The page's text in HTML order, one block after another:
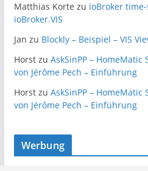
Matthias Korte zu ioBroker
ioBroker.VIS
Jan zu Blockly – Beispiel – VIS
Horstzu AskSinPP –
von Jérôme Pech – Einführung
Horstzu AskSinPP –
von Jérôme Pech – Einführung
Werbung